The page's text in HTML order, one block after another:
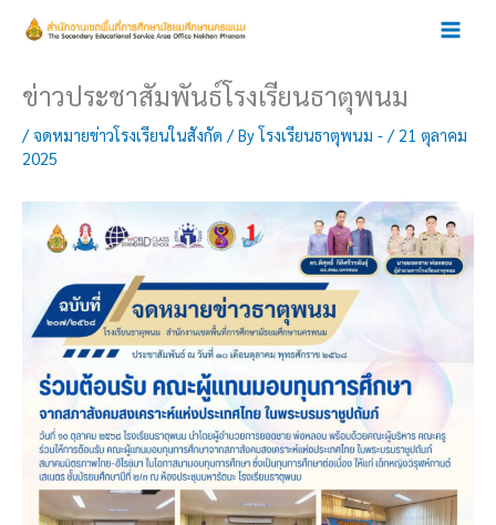
ข่าวประชาสัมพันธ์โรงเรียนธาตุพนม
/จดหมายข่าวโรงเรียนในสังกัด / Byโรงเรียนธาตุพนม - / 21 ตุลาคม
2025